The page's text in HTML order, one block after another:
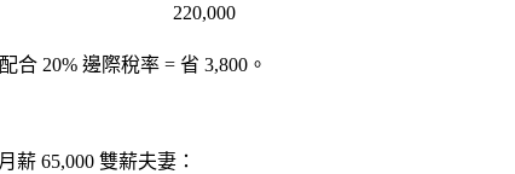
220,000
合 20% 邊際稅率 = 省 3,800。
薪 65,000 雙薪夫妻：